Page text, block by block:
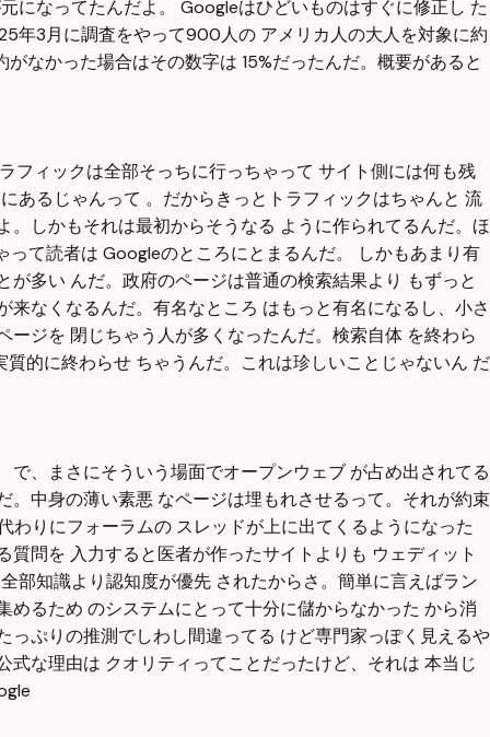
になってたんだよ。 Googleはひどいものはすぐに修正し た
年3月に調査をやって900人の アメリカ人の大人を対象に約
なかった場合はその数字は 15%だったんだ。概要があると
フィックは全部そっちに行っちゃって サイト側には何も残
あるじゃんって 。だからきっとトラフィックはちゃんと 流
しかもそれは最初からそうなる ように作られてるんだ。ほ
て読者は Googleのところにとまるんだ。 しかもあまり有
多い んだ。政府のページは普通の検索結果より もずっと
なくなるんだ。有名なところ はもっと有名になるし、小さ
ジを 閉じちゃう人が多くなったんだ。検索自体 を終わら
的に終わらせ ちゃうんだ。これは珍しいことじゃないん だ
、まさにそういう場面でオープンウェブ が占め出されてる
中身の薄い素悪 なページは埋もれさせるって。それが約束
りにフォーラムの スレッドが上に出てくるようになった
問を 入力すると医者が作ったサイトよりも ウェディット
部知識より認知度が優先 されたからさ。簡単に言えばラン
るため のシステムにとって十分に儲からなかった から消
ぷりの推測でしわし間違ってる けど専門家っぽく見えるや
な理由は クオリティってことだったけど、それは 本当じ